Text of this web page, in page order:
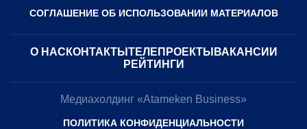
СОГЛАШЕНИЕ ОБ ИСПОЛЬЗОВАНИИ МАТЕРИАЛОВ
О НАС КОНТАКТЫ ТЕЛЕПРОЕКТЫ ВАКАНСИИ
РЕЙТИНГИ
Медиахолдинг «Atameken Business»
ПОЛИТИКА КОНФИДЕНЦИАЛЬНОСТИ